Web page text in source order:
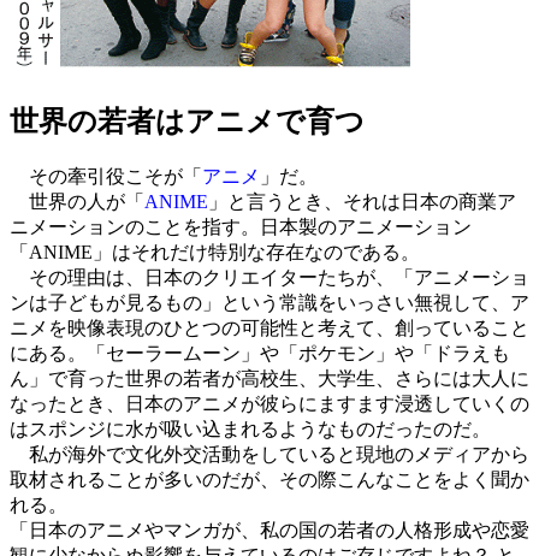
世界の若者はアニメで育つ
その牽引役こそが「 アニメ 」だ。
世界の人が「 ANIME 」と言うとき、それは日本の商業ア
ニメーションのことを指す。日本製のアニメーション
「ANIME」はそれだけ特別な存在なのである。
その理由は、日本のクリエイターたちが、「アニメーショ
ンは子どもが見るもの」という常識をいっさい無視して、ア
ニメを映像表現のひとつの可能性と考えて、創っていること
にある。「セーラームーン」や「ポケモン」や「ドラえも
ん」で育った世界の若者が高校生、大学生、さらには大人に
なったとき、日本のアニメが彼らにますます浸透していくの
はスポンジに水が吸い込まれるようなものだったのだ。
私が海外で文化外交活動をしていると現地のメディアから
取材されることが多いのだが、その際こんなことをよく聞か
れる。
「日本のアニメやマンガが、私の国の若者の人格形成や恋愛